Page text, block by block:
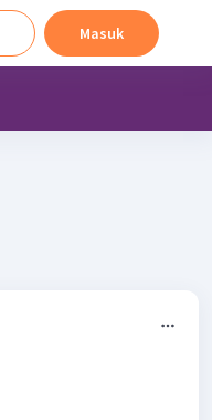
Masuk